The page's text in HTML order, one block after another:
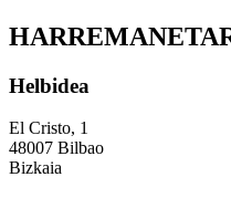
Helbidea
El Cristo, 1
48007 Bilbao
Bizkaia